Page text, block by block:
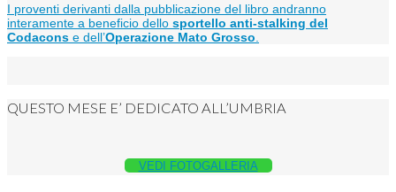
I proventi derivanti dalla pubblicazione del libro andranno
interamente a beneficio dello sportello anti-stalking del
Codacons e dell’Operazione Mato Grosso
QUESTO MESE E’ DEDICATO ALL’UMBRIA
VEDI FOTOGALLERIA